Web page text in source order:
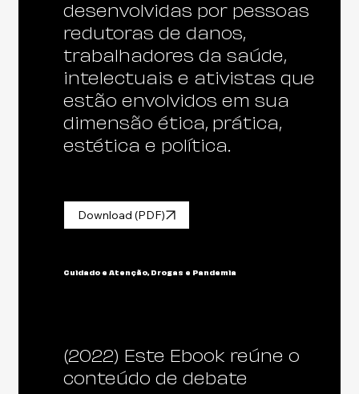
desenvolvidas por pessoas
redutoras de danos,
trabalhadores da saúde,
intelectuais e ativistas que
estão envolvidos em sua
dimensão ética, prática,
estética e política.
Download (PDF)
Cuidado e Atenção, Drogas e Pandemia
(2022) Este Ebook reúne o
conteúdo de debate